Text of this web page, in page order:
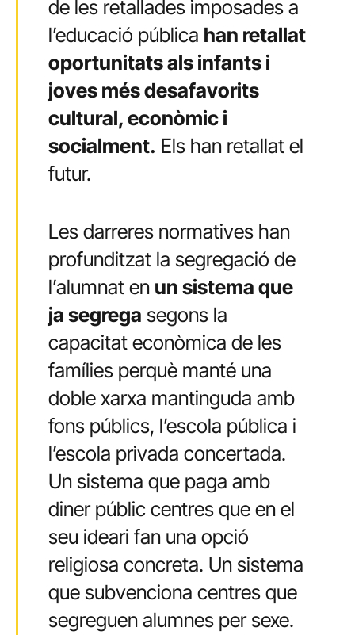
de les retallades imposades a
l’educació pública han retallat
oportunitats als infants i
joves més desafavorits
cultural, econòmic i
socialment. Els han retallat el
futur.
Les darreres normatives han
profunditzat la segregació de
l’alumnat en un sistema que
ja segrega segons la
capacitat econòmica de les
famílies perquè manté una
doble xarxa mantinguda amb
fons públics, l’escola pública i
l’escola privada concertada.
Un sistema que paga amb
diner públic centres que en el
seu ideari fan una opció
religiosa concreta. Un sistema
que subvenciona centres que
segreguen alumnes per sexe.